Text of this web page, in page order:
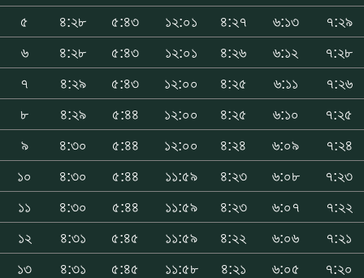
৫
৪:২৮ ৫:৪৩ ১২:০১ ৪:২৭ ৬:১৩
৭:২৯
৬
৪:২৮ ৫:৪৩ ১২:০১ ৪:২৬ ৬:১২
৭:২৮
৭
৪:২৯ ৫:৪৩ ১২:০০ ৪:২৫ ৬:১১
৭:২৬
৮
৪:২৯ ৫:৪৪ ১২:০০ ৪:২৫ ৬:১০
৭:২৫
৯
৪:৩০ ৫:৪৪ ১২:০০ ৪:২৪ ৬:০৯
৭:২৪
১০
৪:৩০ ৫:৪৪ ১১:৫৯ ৪:২৩ ৬:০৮
৭:২৩
১১
৪:৩০ ৫:৪৪ ১১:৫৯ ৪:২৩ ৬:০৭
৭:২২
১২
৪:৩১ ৫:৪৫ ১১:৫৯ ৪:২২ ৬:০৬
৭:২১
১৩
৪:৩১ ৫:৪৫ ১১:৫৮ ৪:২১ ৬:০৫
৭:২০